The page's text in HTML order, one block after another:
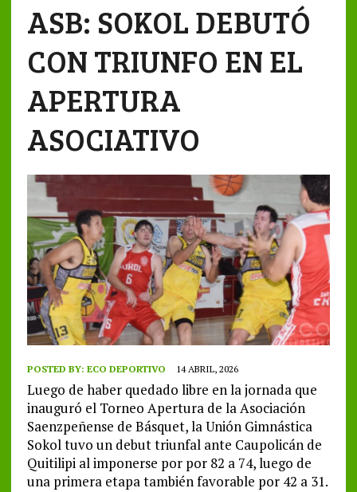
ASB: SOKOL DEBUTÓ
CON TRIUNFO EN EL
APERTURA
ASOCIATIVO
POSTED BY: ECO DEPORTIVO 14 ABRIL, 2026
Luego de haber quedado libre en la jornada que
inauguró el Torneo Apertura de la Asociación
Saenzpeñense de Básquet, la Unión Gimnástica
Sokol tuvo un debut triunfal ante Caupolicán de
Quitilipi al imponerse por por 82 a 74, luego de
una primera etapa también favorable por 42 a 31.